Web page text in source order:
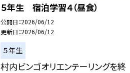
５年生 宿泊学習４（昼食）
公開日 2026/06/12
更新日 2026/06/12
５年生
村内ビンゴオリエンテーリングを終